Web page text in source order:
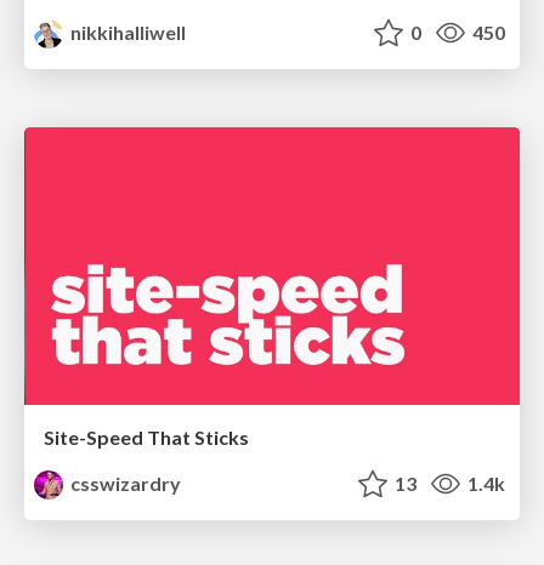
nikkihalliwell
0 450
Site-Speed That Sticks
csswizardry
13 1.4k